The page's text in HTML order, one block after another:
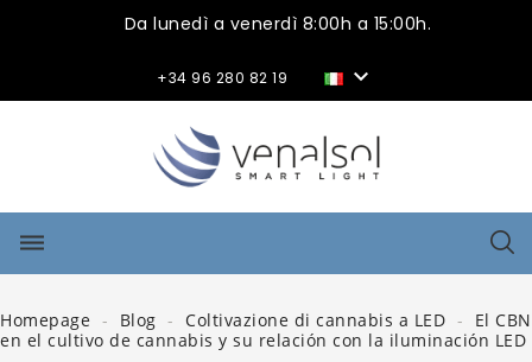
Da lunedì a venerdì 8:00h a 15:00h.
+34 96 280 82 19 
dehaze
Homepage Blog Coltivazione di cannabis a LED
El CBN
en el cultivo de cannabis y su relación con la iluminación LED